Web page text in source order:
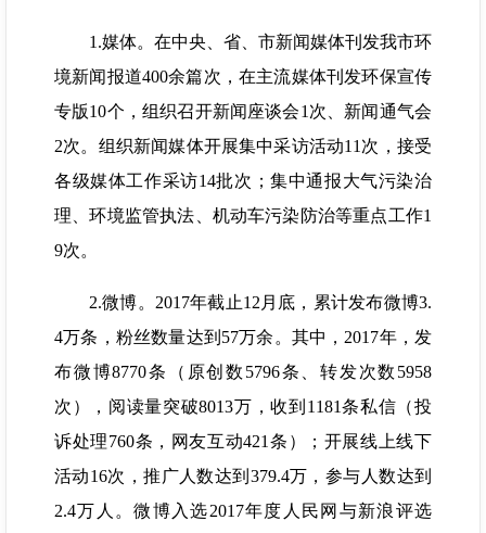
1.媒体。在中央、省、市新闻媒体刊发我市环
境新闻报道400余篇次，在主流媒体刊发环保宣传
专版10个，组织召开新闻座谈会1次、新闻通气会
2次。组织新闻媒体开展集中采访活动11次，接受
各级媒体工作采访14批次；集中通报大气污染治
理、环境监管执法、机动车污染防治等重点工作1
9次。
2.微博。2017年截止12月底，累计发布微博3.
4万条，粉丝数量达到57万余。其中，2017年，发
布微博8770条（原创数5796条、转发次数5958
次），阅读量突破8013万，收到1181条私信（投
诉处理760条，网友互动421条）；开展线上线下
活动16次，推广人数达到379.4万，参与人数达到
2.4万人。微博入选2017年度人民网与新浪评选